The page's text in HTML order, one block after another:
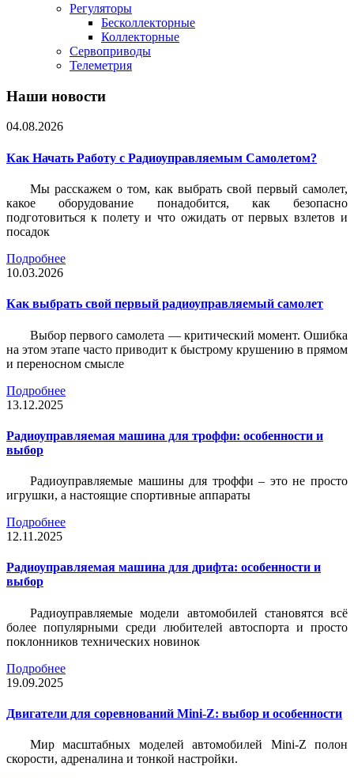
Регуляторы
Бесколлекторные
Коллекторные
Сервоприводы
Телеметрия
Наши новости
04.08.2026
Как Начать Работу с Радиоуправляемым Самолетом?
Мы расскажем о том, как выбрать свой первый самолет,
какое оборудование понадобится, как безопасно
подготовиться к полету и что ожидать от первых взлетов и
посадок
Подробнее
10.03.2026
Как выбрать свой первый радиоуправляемый самолет
Выбор первого самолета — критический момент. Ошибка
на этом этапе часто приводит к быстрому крушению в прямом
и переносном смысле
Подробнее
13.12.2025
Радиоуправляемая машина для троффи: особенности и
выбор
Радиоуправляемые машины для троффи – это не просто
игрушки, а настоящие спортивные аппараты
Подробнее
12.11.2025
Радиоуправляемая машина для дрифта: особенности и
выбор
Радиоуправляемые модели автомобилей становятся всё
более популярными среди любителей автоспорта и просто
поклонников технических новинок
Подробнее
19.09.2025
Двигатели для соревнований Mini-Z: выбор и особенности
Мир масштабных моделей автомобилей Mini-Z полон
скорости, адреналина и тонкой настройки.